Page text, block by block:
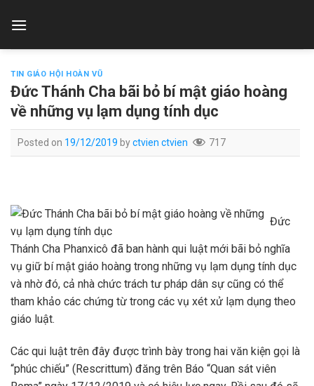
TIN GIÁO HỘI HOÀN VŨ
Đức Thánh Cha bãi bỏ bí mật giáo hoàng
về những vụ lạm dụng tính dục
Posted on 19/12/2019 byctvien ctvien 717
Đức
Thánh Cha Phanxicô đã ban hành qui luật mới bãi bỏ nghĩa
vụ giữ bí mật giáo hoàng trong những vụ lạm dụng tính dục
và nhờ đó, cả nhà chức trách tư pháp dân sự cũng có thể
tham khảo các chứng từ trong các vụ xét xử lạm dụng theo
giáo luật.
Các qui luật trên đây được trình bày trong hai văn kiện gọi là
“phúc chiếu” (Rescrittum) đăng trên Báo “Quan sát viên